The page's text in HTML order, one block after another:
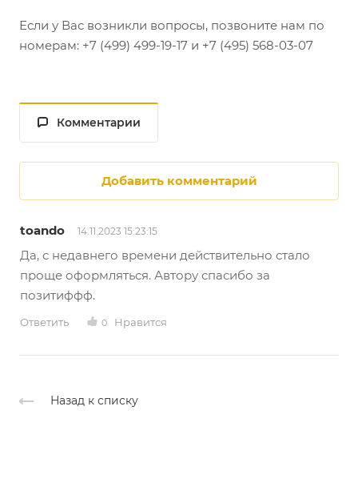
Если у Вас возникли вопросы, позвоните нам по
номерам: +7 (499) 499-19-17 и +7 (495) 568-03-07
Комментарии
Добавить комментарий
toando 14.11.2023 15:23:15
Да, с недавнего времени действительно стало
проще оформляться. Автору спасибо за
позитиффф.
Ответить 0 Нравится
Назад к списку